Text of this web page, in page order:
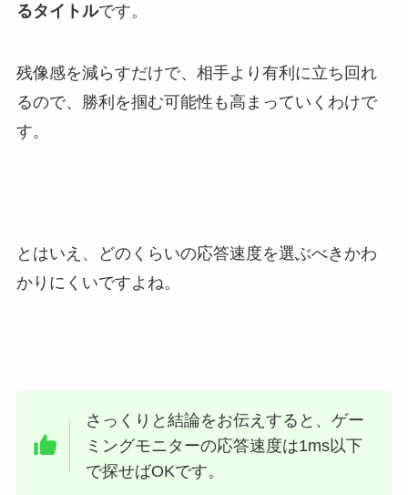
るタイトルです。
残像感を減らすだけで、相手より有利に立ち回れ
るので、勝利を掴む可能性も高まっていくわけで
す。
とはいえ、どのくらいの応答速度を選ぶべきかわ
かりにくいですよね。
さっくりと結論をお伝えすると、ゲー
ミングモニターの応答速度は1ms以下
で探せばOKです。